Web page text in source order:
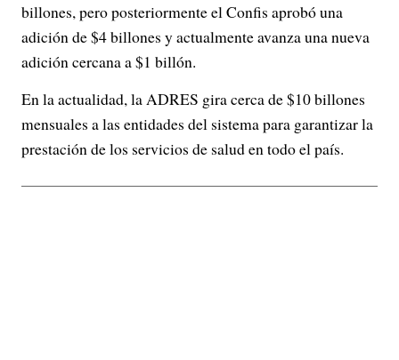
billones, pero posteriormente el Confis aprobó una
adición de $4 billones y actualmente avanza una nueva
adición cercana a $1 billón.
En la actualidad, la ADRES gira cerca de $10 billones
mensuales a las entidades del sistema para garantizar la
prestación de los servicios de salud en todo el país.